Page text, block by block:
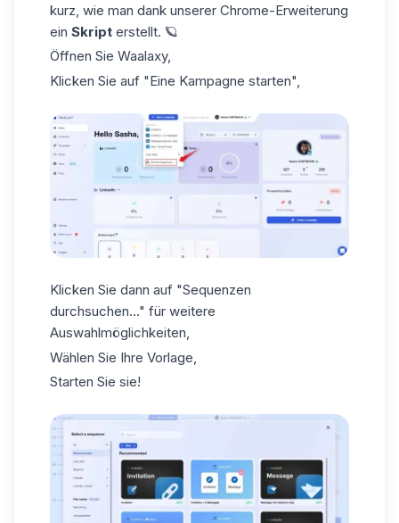
kurz, wie man dank unserer Chrome-Erweiterung
ein Skript erstellt. 🪐
Öffnen Sie Waalaxy,
Klicken Sie auf "Eine Kampagne starten",
Klicken Sie dann auf "Sequenzen
durchsuchen..." für weitere
Auswahlmöglichkeiten,
Wählen Sie Ihre Vorlage,
Starten Sie sie!